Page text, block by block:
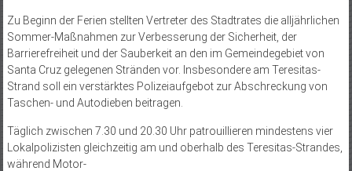
Zu Beginn der Ferien stellten Vertreter des Stadtrates die alljährlichen
Sommer-Maßnahmen zur Verbesserung der Sicherheit, der
Barrierefreiheit und der Sauberkeit an den im Gemeindegebiet von
Santa Cruz gelegenen Stränden vor. Insbesondere am Teresitas-
Strand soll ein verstärktes Polizeiaufgebot zur Abschreckung von
Taschen- und Autodieben beitragen.
Täglich zwischen 7.30 und 20.30 Uhr patrouillieren mindestens vier
Lokalpolizisten gleichzeitig am und oberhalb des Teresitas-Strandes,
während Motor­-